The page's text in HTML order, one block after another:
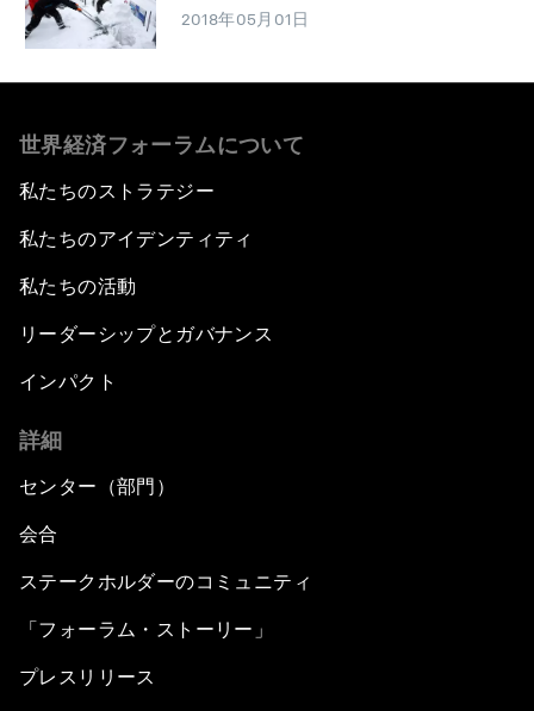
2018年05月01日
世界経済フォーラムについて
私たちのストラテジー
私たちのアイデンティティ
私たちの活動
リーダーシップとガバナンス
インパクト
詳細
センター（部門）
会合
ステークホルダーのコミュニティ
「フォーラム・ストーリー」
プレスリリース